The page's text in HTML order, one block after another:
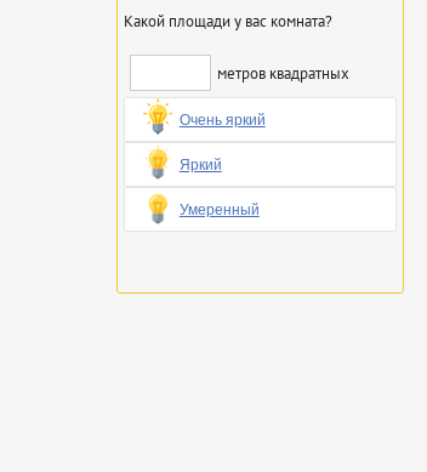
Какой площади у вас комната?
метров квадратных
Очень яркий
Яркий
Умеренный